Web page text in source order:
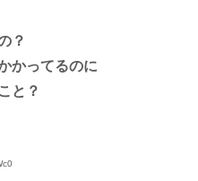
？
かってるのに
と？